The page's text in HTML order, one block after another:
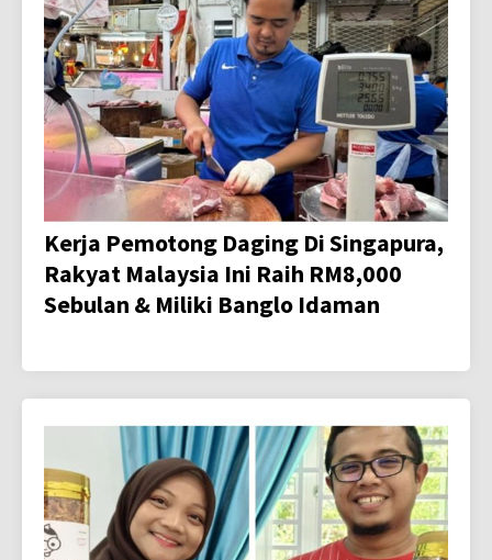
Kerja Pemotong Daging Di Singapura,
Rakyat Malaysia Ini Raih RM8,000
Sebulan & Miliki Banglo Idaman